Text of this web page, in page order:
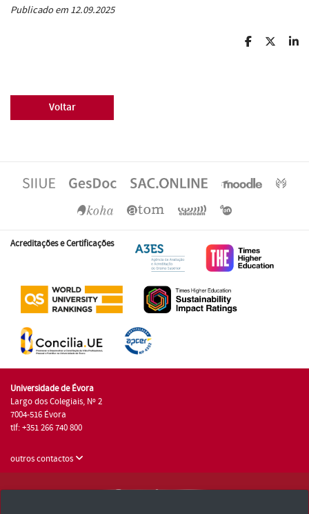
Publicado em 12.09.2025
Voltar
Acreditações e Certificações
Universidade de Évora
Largo dos Colegiais, Nº 2
7004-516 Évora
tlf: +351 266 740 800
outros contactos